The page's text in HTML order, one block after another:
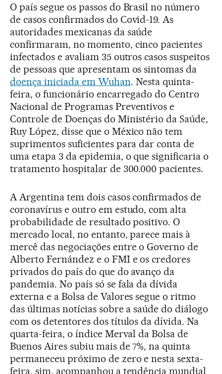
O país segue os passos do Brasil no número
de casos confirmados do Covid-19. As
autoridades mexicanas da saúde
confirmaram, no momento, cinco pacientes
infectados e avaliam 35 outros casos suspeitos
de pessoas que apresentam os sintomas da
doença iniciada em Wuhan. Nesta quinta-
feira, o funcionário encarregado do Centro
Nacional de Programas Preventivos e
Controle de Doenças do Ministério da Saúde,
Ruy López, disse que o México não tem
suprimentos suficientes para dar conta de
uma etapa 3 da epidemia, o que significaria o
tratamento hospitalar de 300.000 pacientes.
A Argentina tem dois casos confirmados de
coronavírus e outro em estudo, com alta
probabilidade de resultado positivo. O
mercado local, no entanto, parece mais à
mercê das negociações entre o Governo de
Alberto Fernández e o FMI e os credores
privados do país do que do avanço da
pandemia. No país só se fala da dívida
externa e a Bolsa de Valores segue o ritmo
das últimas notícias sobre a saúde do diálogo
com os detentores dos títulos da dívida. Na
quarta-feira, o índice Merval da Bolsa de
Buenos Aires subiu mais de 7%, na quinta
permaneceu próximo de zero e nesta sexta-
feira, sim, acompanhou a tendência mundial